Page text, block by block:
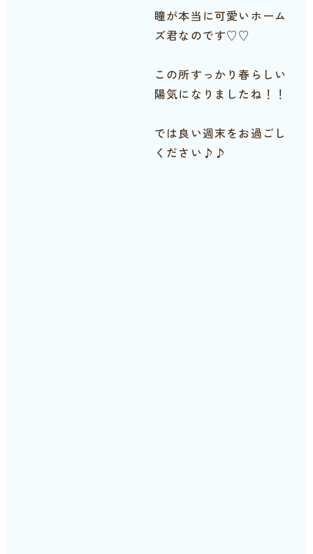
瞳が本当に可愛いホーム
ズ君なのです♡♡
この所すっかり春らしい
陽気になりましたね！！
では良い週末をお過ごし
ください♪♪